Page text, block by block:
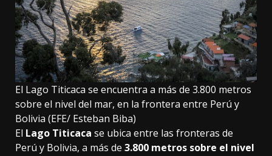
El Lago Titicaca se encuentra a más de 3.800 metros
sobre el nivel del mar, en la frontera entre Perú y
Bolivia (EFE/ Esteban Biba)
El Lago Titicaca se ubica entre las fronteras de
Perú y Bolivia, a más de 3.800 metros sobre el nivel